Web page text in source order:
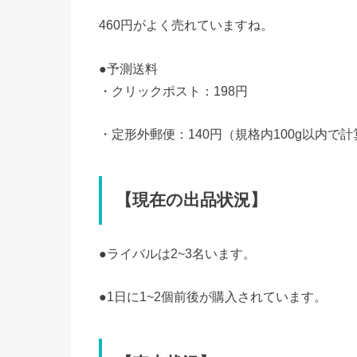
460円がよく売れていますね。
●予測送料
・クリックポスト：198円
・定形外郵便：140円（規格内100g以内で計
【現在の出品状況】
●ライバルは2~3名います。
●1日に1~2個前後が購入されています。